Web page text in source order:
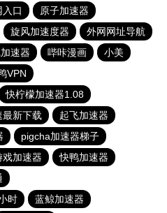
口
原子加速器
旋风加速度器
外网网址导航
速器 哔咔漫画
小美
VPN
快柠檬加速器1.08
最新下载
起飞加速器
pigcha加速器梯子
戏加速器
快鸭加速器
时
蓝鲸加速器